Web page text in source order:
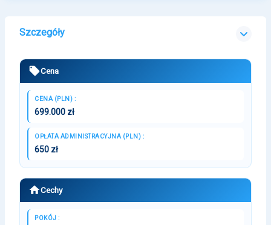
Szczegóły
Cena
CENA (PLN) :
699.000 zł
OPŁATA ADMINISTRACYJNA (PLN) :
650 zł
Cechy
POKÓJ :